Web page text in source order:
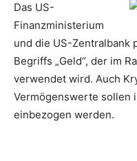
Das US-
Finanzministerium
und die US-Zentralbank
Begriffs „Geld“, der im
verwendet wird. Auch
Vermögenswerte sollen
einbezogen werden.